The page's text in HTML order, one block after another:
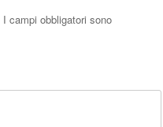
I campi obbligatori sono